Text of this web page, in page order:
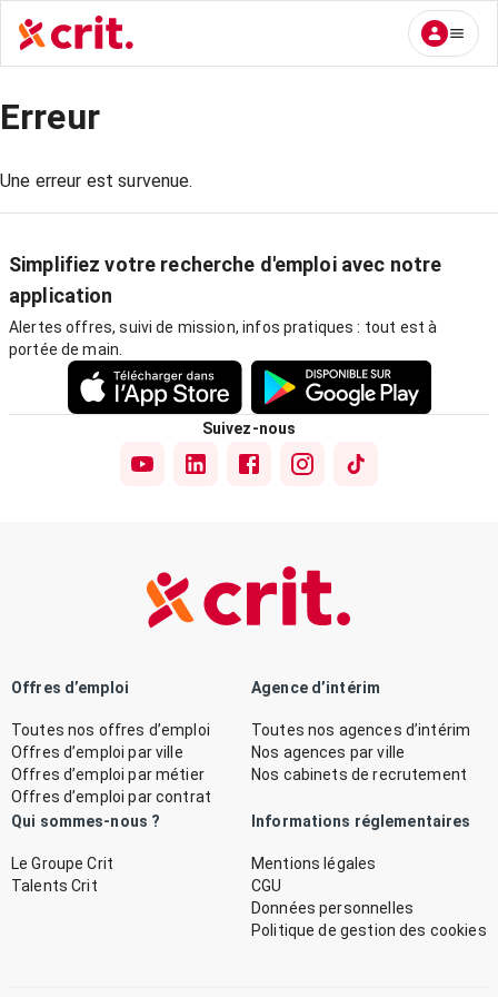
Erreur
Une erreur est survenue.
Simplifiez votre recherche d'emploi avec notre
application
Alertes offres, suivi de mission, infos pratiques : tout est à
portée de main.
Suivez-nous
Offres d’emploi
Toutes nos offres d’emploi
Offres d’emploi par ville
Offres d’emploi par métier
Offres d’emploi par contrat
Agence d’intérim
Toutes nos agences d’intérim
Nos agences par ville
Nos cabinets de recrutement
Qui sommes-nous ?
Le Groupe Crit
Talents Crit
Informations réglementaires
Mentions légales
CGU
Données personnelles
Politique de gestion des cookies